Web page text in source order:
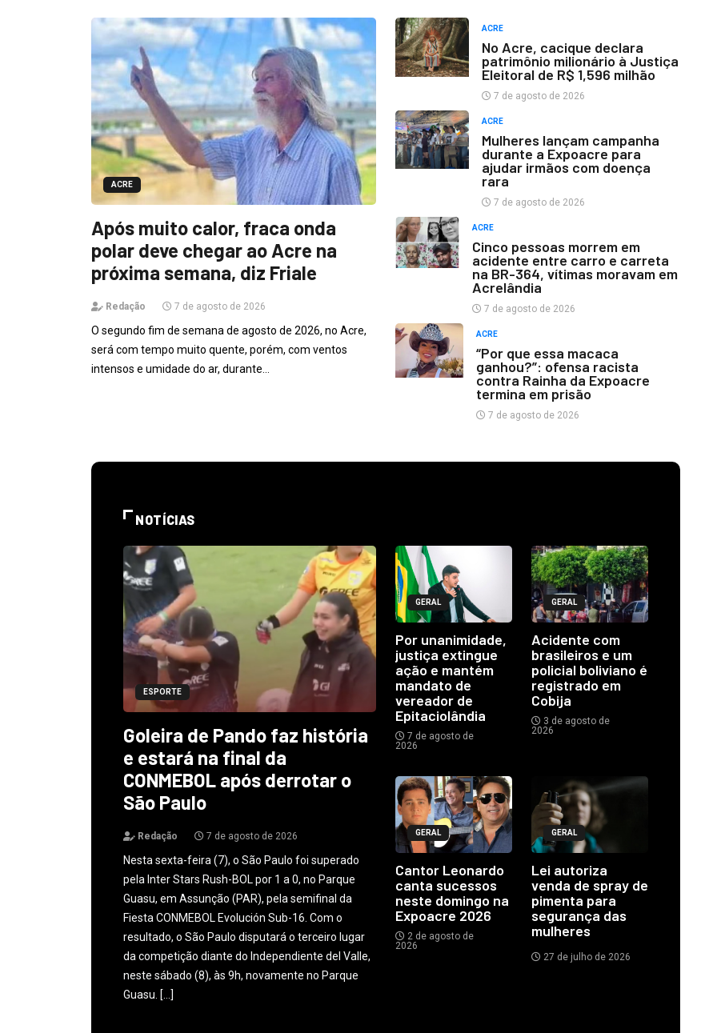
ACRE
Após muito calor, fraca onda
polar deve chegar ao Acre na
próxima semana, diz Friale
Redação 7 de agosto de 2026
O segundo fim de semana de agosto de 2026, no Acre,
será com tempo muito quente, porém, com ventos
intensos e umidade do ar, durante…
ACRE
No Acre, cacique declara
patrimônio milionário à Justiça
Eleitoral de R$ 1,596 milhão
7 de agosto de 2026
ACRE
Mulheres lançam campanha
durante a Expoacre para
ajudar irmãos com doença
rara
7 de agosto de 2026
ACRE
Cinco pessoas morrem em
acidente entre carro e carreta
na BR-364, vítimas moravam em
Acrelândia
7 de agosto de 2026
ACRE
“Por que essa macaca
ganhou?”: ofensa racista
contra Rainha da Expoacre
termina em prisão
7 de agosto de 2026
NOTÍCIAS
ESPORTE
Goleira de Pando faz história
e estará na final da
CONMEBOL após derrotar o
São Paulo
Redação 7 de agosto de 2026
Nesta sexta-feira (7), o São Paulo foi superado
pela Inter Stars Rush-BOL por 1 a 0, no Parque
Guasu, em Assunção (PAR), pela semifinal da
Fiesta CONMEBOL Evolución Sub-16. Com o
resultado, o São Paulo disputará o terceiro lugar
da competição diante do Independiente del Valle,
neste sábado (8), às 9h, novamente no Parque
Guasu. […]
GERAL
Por unanimidade,
justiça extingue
ação e mantém
mandato de
vereador de
Epitaciolândia
7 de agosto de
2026
GERAL
Acidente com
brasileiros e um
policial boliviano é
registrado em
Cobija
3 de agosto de
2026
GERAL
Cantor Leonardo
canta sucessos
neste domingo na
Expoacre 2026
2 de agosto de
2026
GERAL
Lei autoriza
venda de spray de
pimenta para
segurança das
mulheres
27 de julho de 2026